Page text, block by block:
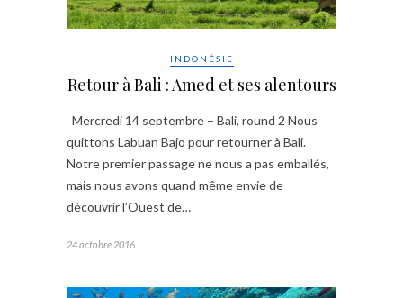
INDONÉSIE
Retour à Bali : Amed et ses alentours
Mercredi 14 septembre – Bali, round 2 Nous
quittons Labuan Bajo pour retourner à Bali.
Notre premier passage ne nous a pas emballés,
mais nous avons quand même envie de
découvrir l’Ouest de…
24 octobre 2016